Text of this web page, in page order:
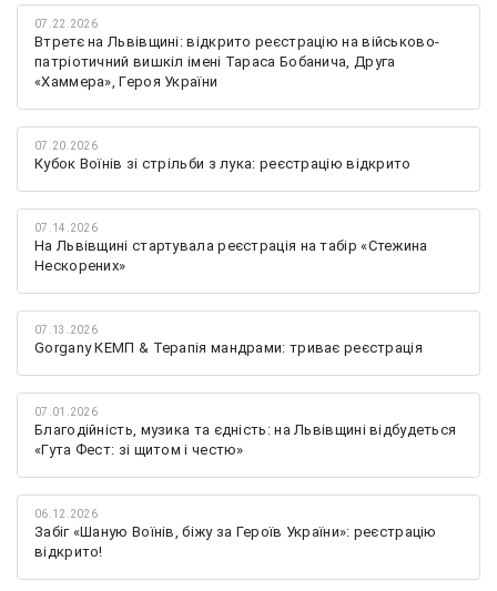
07.22.2026
Втретє на Львівщині: відкрито реєстрацію на військово-
патріотичний вишкіл імені Тараса Бобанича, Друга
«Хаммера», Героя України
07.20.2026
Кубок Воїнів зі стрільби з лука: реєстрацію відкрито
07.14.2026
На Львівщині стартувала реєстрація на табір «Стежина
Нескорених»
07.13.2026
Gorgany КЕМП & Терапія мандрами: триває реєстрація
07.01.2026
Благодійність, музика та єдність: на Львівщині відбудеться
«Гута Фест: зі щитом і честю»
06.12.2026
Забіг «Шаную Воїнів, біжу за Героїв України»: реєстрацію
відкрито!